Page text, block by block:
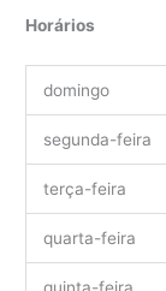
Horários
domingo
segunda-feira
terça-feira
quarta-feira